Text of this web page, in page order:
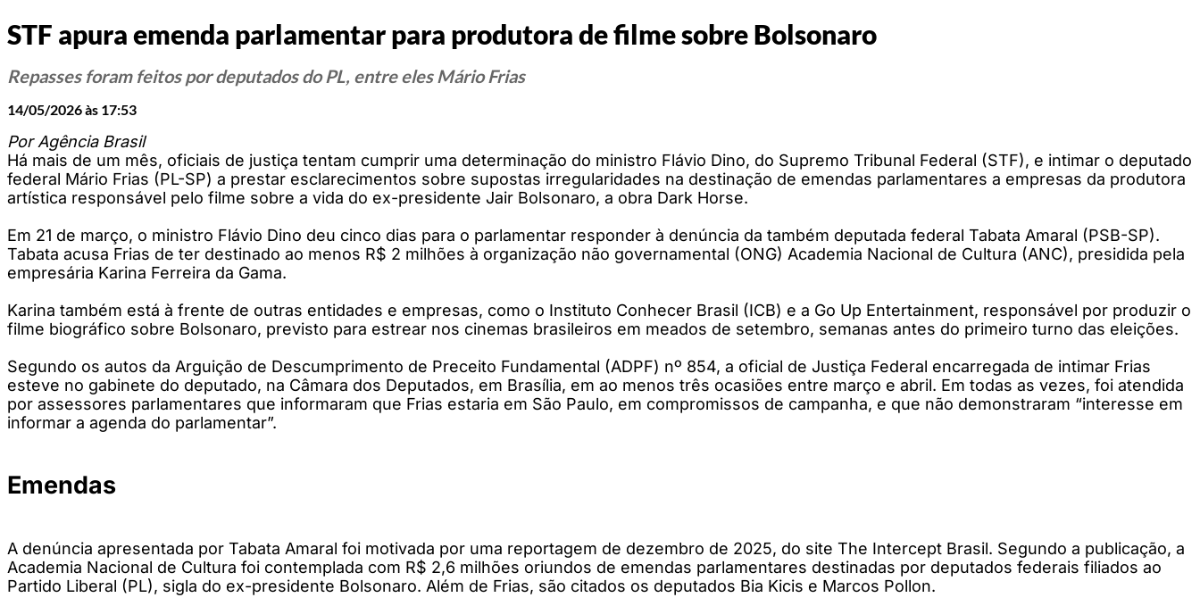
STF apura emenda parlamentar para produtora de filme sobre Bolsonaro
Repasses foram feitos por deputados do PL, entre eles Mário Frias
14/05/2026 às 17:53
Por Agência Brasil
Há mais de um mês, oficiais de justiça tentam cumprir uma determinação do ministro Flávio Dino, do Supremo Tribunal Federal (STF), e intimar o deputado
federal Mário Frias (PL-SP) a prestar esclarecimentos sobre supostas irregularidades na destinação de emendas parlamentares a empresas da produtora
artística responsável pelo filme sobre a vida do ex-presidente Jair Bolsonaro, a obra Dark Horse.
Em 21 de março, o ministro Flávio Dino deu cinco dias para o parlamentar responder à denúncia da também deputada federal Tabata Amaral (PSB-SP).
Tabata acusa Frias de ter destinado ao menos R$ 2 milhões à organização não governamental (ONG) Academia Nacional de Cultura (ANC), presidida pela
empresária Karina Ferreira da Gama.
Karina também está à frente de outras entidades e empresas, como o Instituto Conhecer Brasil (ICB) e a Go Up Entertainment, responsável por produzir o
filme biográfico sobre Bolsonaro, previsto para estrear nos cinemas brasileiros em meados de setembro, semanas antes do primeiro turno das eleições.
Segundo os autos da Arguição de Descumprimento de Preceito Fundamental (ADPF) nº 854, a oficial de Justiça Federal encarregada de intimar Frias
esteve no gabinete do deputado, na Câmara dos Deputados, em Brasília, em ao menos três ocasiões entre março e abril. Em todas as vezes, foi atendida
por assessores parlamentares que informaram que Frias estaria em São Paulo, em compromissos de campanha, e que não demonstraram “interesse em
informar a agenda do parlamentar”.
Emendas
A denúncia apresentada por Tabata Amaral foi motivada por uma reportagem de dezembro de 2025, do site The Intercept Brasil. Segundo a publicação, a
Academia Nacional de Cultura foi contemplada com R$ 2,6 milhões oriundos de emendas parlamentares destinadas por deputados federais filiados ao
Partido Liberal (PL), sigla do ex-presidente Bolsonaro. Além de Frias, são citados os deputados Bia Kicis e Marcos Pollon.